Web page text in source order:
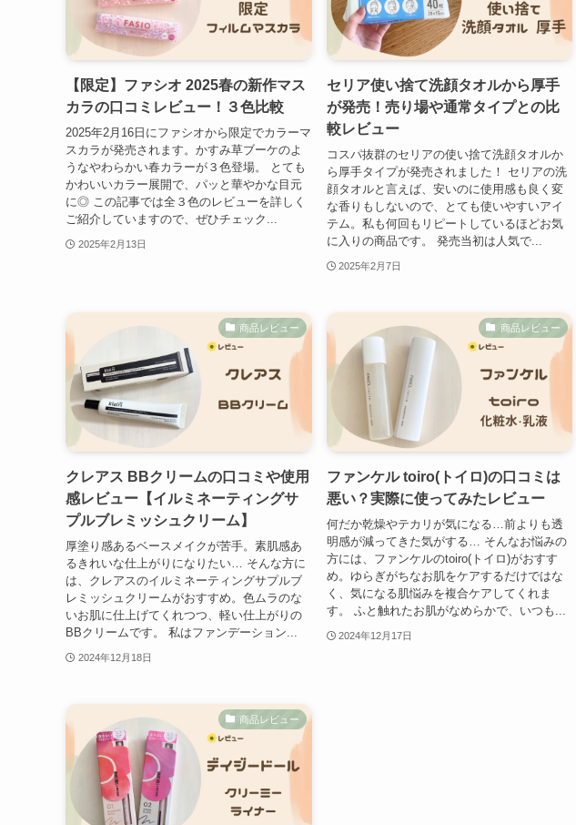
【限定】ファシオ 2025春の新作マス
カラの口コミレビュー！３色比較
2025年2月16日にファシオから限定でカラーマ
スカラが発売されます。かすみ草ブーケのよ
うなやわらかい春カラーが３色登場。 とても
かわいいカラー展開で、パッと華やかな目元
に◎ この記事では全３色のレビューを詳しく
ご紹介していますので、ぜひチェック...
2025年2月13日
セリア使い捨て洗顔タオルから厚手
が発売！売り場や通常タイプとの比
較レビュー
コスパ抜群のセリアの使い捨て洗顔タオルか
ら厚手タイプが発売されました！ セリアの洗
顔タオルと言えば、安いのに使用感も良く変
な香りもしないので、とても使いやすいアイ
テム。私も何回もリピートしているほどお気
に入りの商品です。 発売当初は人気で...
2025年2月7日
商品レビュー
クレアス BBクリームの口コミや使用
感レビュー【イルミネーティングサ
プルブレミッシュクリーム】
厚塗り感あるベースメイクが苦手。素肌感あ
るきれいな仕上がりになりたい… そんな方に
は、クレアスのイルミネーティングサプルブ
レミッシュクリームがおすすめ。色ムラのな
いお肌に仕上げてくれつつ、軽い仕上がりの
BBクリームです。 私はファンデーション...
2024年12月18日
商品レビュー
ファンケル toiro(トイロ)の口コミは
悪い？実際に使ってみたレビュー
何だか乾燥やテカリが気になる…前よりも透
明感が減ってきた気がする… そんなお悩みの
方には、ファンケルのtoiro(トイロ)がおすす
め。ゆらぎがちなお肌をケアするだけではな
く、気になる肌悩みを複合ケアしてくれま
す。 ふと触れたお肌がなめらかで、いつも...
2024年12月17日
商品レビュー